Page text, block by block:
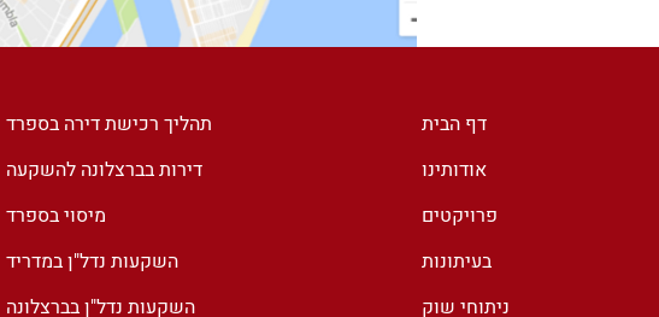
תהליך רכישת דירה בספרד
דירות בברצלונה להשקעה
מיסוי בספרד
השקעות נדל"ן במדריד
השקעות נדל"ן בברצלונה
דף הבית
אודותינו
פרויקטים
בעיתונות
ניתוחי שוק